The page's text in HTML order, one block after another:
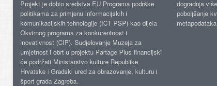
Projekt je dobio sredstva EU Programa podrške
politikama za primjenu informacijskih i
komunikacijskih tehnologije (ICT PSP) kao dijela
Okvirnog programa za konkurentnost i
inovativnost (CIP). Sudjelovanje Muzeja za
umjetnost i obrt u projektu Partage Plus financijski
će podržati Ministarstvo kulture Republike
Hrvatske i Gradski ured za obrazovanje, kulturu i
šport grada Zagreba.
dogradnja
poboljšanje